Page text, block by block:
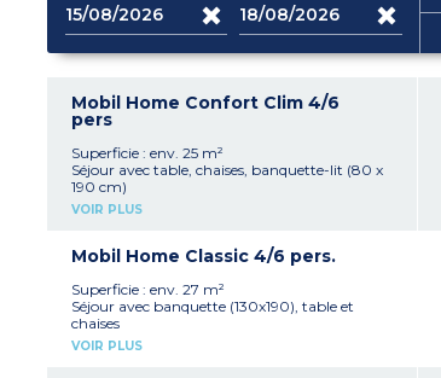
Mobil Home Confort Clim 4/6
pers
Superficie : env. 25 m²
Séjour avec table, chaises, banquette-lit (80 x
190 cm)
Coin cuisine (réfrigérateur avec freezer, plaque
1 chambre avec 1 lit double (140 x 190 cm)
1 chambre avec lits simples (80 x 190 cm) et lits
superposés
Salle d'eau avec douche, lavabo
WC séparé
Terrasse avec salon de jardin (table, chaises),
parasol ou tonnelle
VOIR PLUS
Mobil Home Classic 4/6 pers.
Superficie : env. 27 m²
Séjour avec banquette (130x190), table et
chaises
Coin cuisine équipée avec plaque de cuisson 4
VOIR PLUS